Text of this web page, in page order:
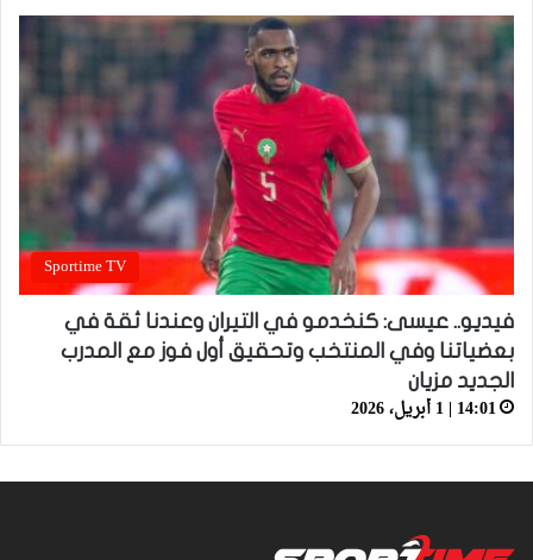
Sportime TV
فيديو.. عيسى: كنخدمو في التيران وعندنا ثقة في
بعضياتنا وفي المنتخب وتحقيق أول فوز مع المدرب
الجديد مزيان
14:01 | 1 أبريل، 2026